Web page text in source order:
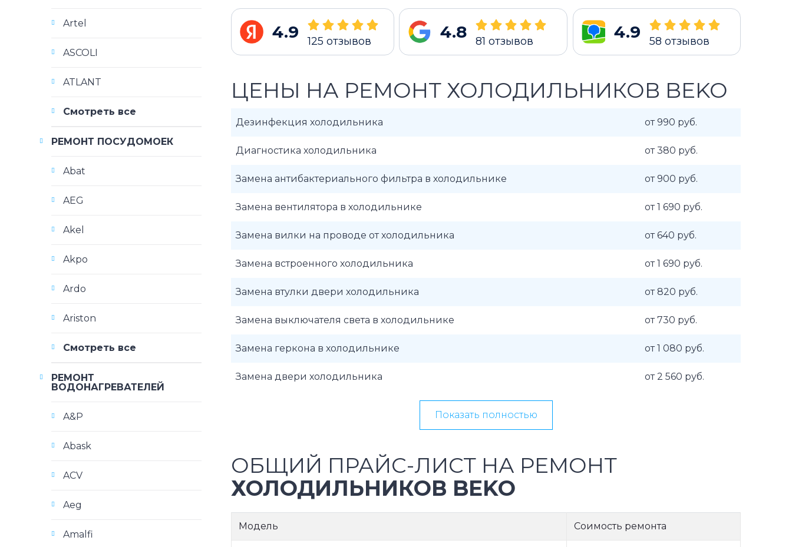
4.9 125 отзывов 4.8 81 отзывов 4.9 58 отзывов
ЦЕНЫ НА РЕМОНТ ХОЛОДИЛЬНИКОВ BEKO
Дезинфекция холодильника от 990 руб.
Диагностика холодильника от 380 руб.
Замена антибактериального фильтра в холодильнике от 900 руб.
Замена вентилятора в холодильнике от 1 690 руб.
Замена вилки на проводе от холодильника от 640 руб.
Замена встроенного холодильника от 1 690 руб.
Замена втулки двери холодильника от 820 руб.
Замена выключателя света в холодильнике от 730 руб.
Замена геркона в холодильнике от 1 080 руб.
Замена двери холодильника от 2 560 руб.
Показать полностью
ОБЩИЙ ПРАЙС-ЛИСТ НА РЕМОНТ
ХОЛОДИЛЬНИКОВ BEKO
Модель Соимость ремонта
Artel
ASCOLI
ATLANT
Смотреть все
РЕМОНТ ПОСУДОМОЕК
Abat
AEG
Akel
Akpo
Ardo
Ariston
Смотреть все
РЕМОНТ
ВОДОНАГРЕВАТЕЛЕЙ
A&P
Abask
ACV
Aeg
Amalfi